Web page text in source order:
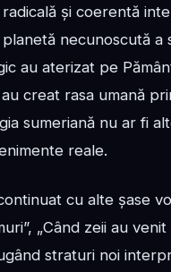
și coerentă
necunoscută a
au aterizat pe
creat rasa umană
sumeriană nu ar fi
reale.
cu alte șase
„Când zeii au
straturi noi